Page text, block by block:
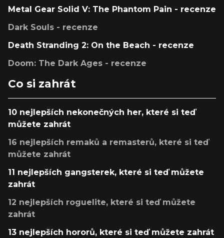
Metal Gear Solid V: The Phantom Pain - recenze
Dark Souls - recenze
Death Stranding 2: On the Beach - recenze
Doom: The Dark Ages - recenze
Co si zahrát
10 nejlepších nekonečných her, které si teď
můžete zahrát
16 nejlepších remaků a remasterů, které si teď
můžete zahrát
11 nejlepších gangsterek, které si teď můžete
zahrát
12 nejlepších roguelite, které si teď můžete
zahrát
13 nejlepších hororů, které si teď můžete zahrát